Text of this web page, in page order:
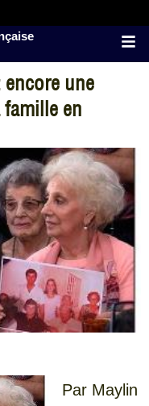
encore une
en
Par Maylin